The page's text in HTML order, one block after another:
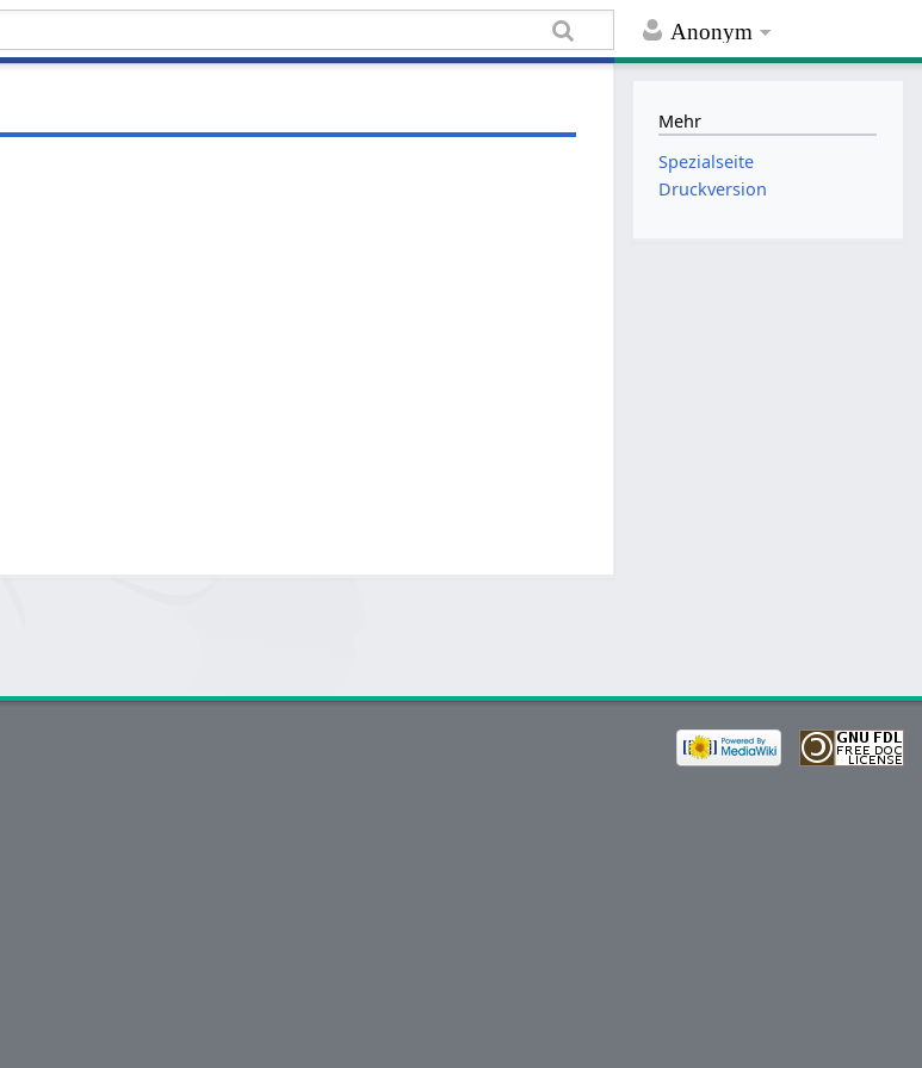
Anonym
Mehr
Spezialseite
Druckversion